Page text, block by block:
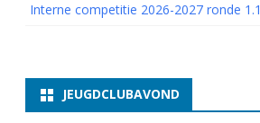
Interne competitie 2026-2027 ronde 1.1
JEUGDCLUBAVOND